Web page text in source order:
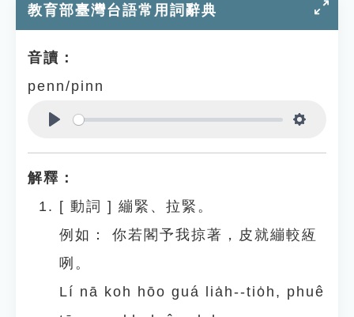
教育部臺灣台語常用詞辭典
音讀：
penn/pinn
解釋：
[ 動詞 ] 繃緊、拉緊。
例如：
你若閣予我掠著，皮就繃較絚
咧。
Lí nā koh hōo guá lia̍h--tio̍h, phuê